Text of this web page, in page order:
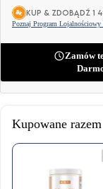
KUP & ZDOBĄDŹ 1
Poznaj Program
Zamów
Kupowane razem